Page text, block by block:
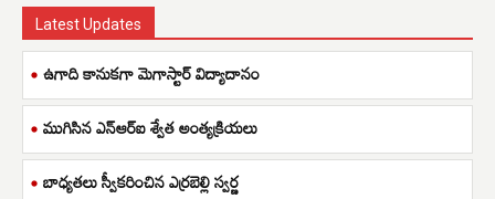
Latest Updates
ఉగాది కానుకగా మెగాస్టార్ విద్యాదానం
ముగిసిన ఎన్ఆర్ఐ శ్వేత అంత్యక్రియలు
బాధ్యతలు స్వీకరించిన ఎర్రబెల్లి స్వర్ణ